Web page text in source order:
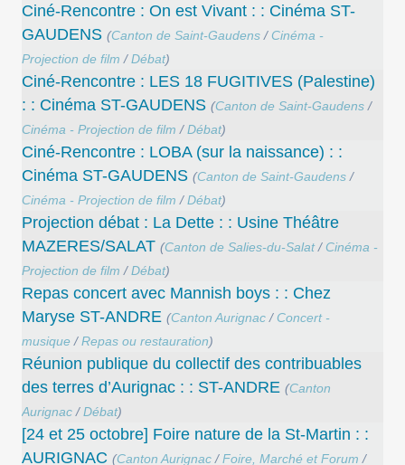
Ciné-Rencontre : On est Vivant : : Cinéma ST-
GAUDENS (Canton de Saint-Gaudens / Cinéma -
Projection de film /Débat)
Ciné-Rencontre : LES 18 FUGITIVES (Palestine)
: : Cinéma ST-GAUDENS (Canton de Saint-Gaudens /
Cinéma - Projection de film /Débat)
Ciné-Rencontre : LOBA (sur la naissance) : :
Cinéma ST-GAUDENS (Canton de Saint-Gaudens /
Cinéma - Projection de film /Débat)
Projection débat : La Dette : : Usine Théâtre
MAZERES/SALAT (Canton de Salies-du-Salat/ Cinéma -
Projection de film /Débat)
Repas concert avec Mannish boys : : Chez
Maryse ST-ANDRE (Canton Aurignac / Concert -
musique /Repas ou restauration)
Réunion publique du collectif des contribuables
des terres d’Aurignac : : ST-ANDRE (Canton
Aurignac /Débat)
[24 et 25 octobre] Foire nature de la St-Martin : :
AURIGNAC (Canton Aurignac /Foire, Marché et Forum /